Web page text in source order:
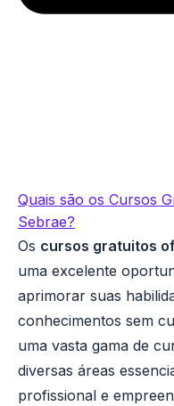
Quais são os Cursos
Sebrae?
Os cursos gratuitos
uma excelente
aprimorar suas
conhecimentos sem
uma vasta gama de
diversas áreas
profissional e